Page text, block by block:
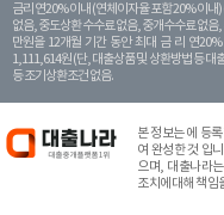
금리 연20% 이내 (연체이자율 포함 20% 이내
없음, 중도상환 수수료 없음, 중개수수료 없음,
만원을 12개월 기간 동안 최대 금 리 연
1,111,614원 (단, 대출상품 및 상환방법 등 대
등 조기상환조건 없음.
본 정보는에 등
여 완성한 것 입
으며, 대출나라는
조치에대해 책임